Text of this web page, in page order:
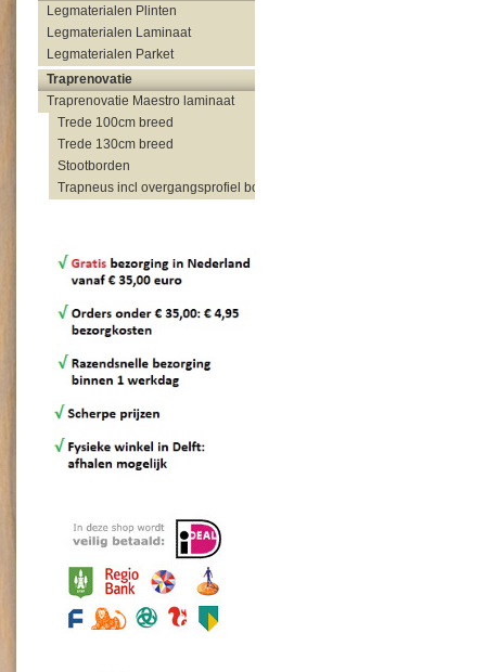
Legmaterialen Plinten
Legmaterialen Laminaat
Legmaterialen Parket
Traprenovatie
Traprenovatie Maestro laminaat
Trede 100cm breed
Trede 130cm breed
Stootborden
Trapneus incl overgangsprofiel bovenzijde trap